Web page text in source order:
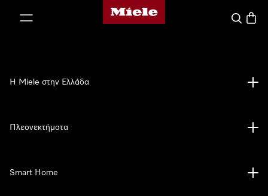
Αρχική σελίδα της Miele
Η Miele στην Ελλάδα
Πλεονεκτήματα
Smart Home